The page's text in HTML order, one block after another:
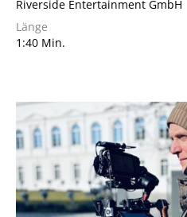
Riverside Entertainment GmbH
Länge
1:40 Min.